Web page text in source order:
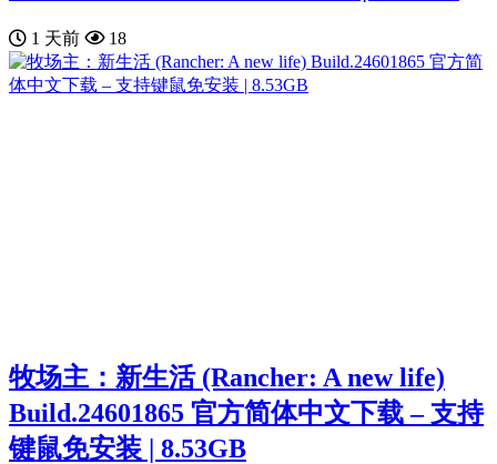
1 天前 18
牧场主：新生活 (Rancher: A new life)
Build.24601865 官方简体中文下载 – 支持
键鼠免安装 | 8.53GB